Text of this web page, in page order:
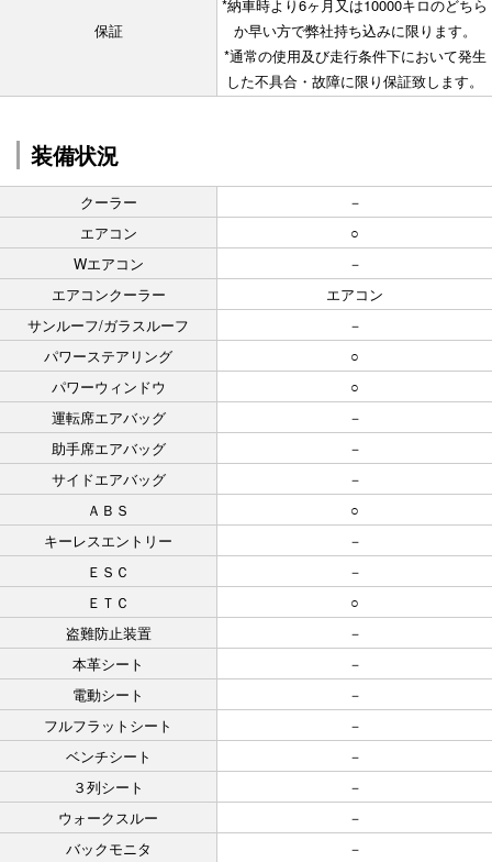
保証
*納車時より6ヶ月又は10000キロのどちら
か早い方で弊社持ち込みに限ります。
*通常の使用及び走行条件下において発生
した不具合・故障に限り保証致します。
装備状況
クーラー
－
エアコン
○
Wエアコン
－
エアコンクーラー
エアコン
サンルーフ/ガラスルーフ
－
パワーステアリング
○
パワーウィンドウ
○
運転席エアバッグ
－
助手席エアバッグ
－
サイドエアバッグ
－
ＡＢＳ
○
キーレスエントリー
－
ＥＳＣ
－
ＥＴＣ
○
盗難防止装置
－
本革シート
－
電動シート
－
フルフラットシート
－
ベンチシート
－
３列シート
－
ウォークスルー
－
バックモニタ
－